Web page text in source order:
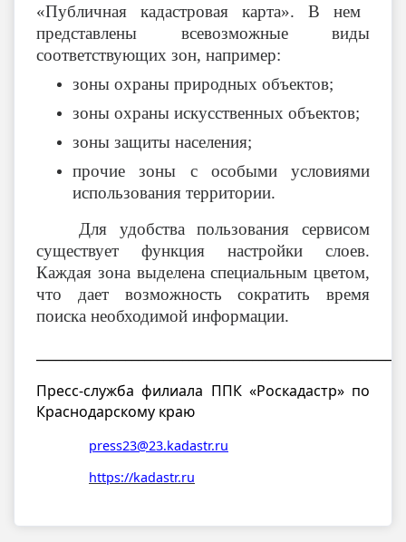
«Публичная кадастровая карта». В нем
представлены всевозможные виды
соответствующих зон, например:
зоны охраны природных объектов;
зоны охраны искусственных объектов;
зоны защиты населения;
прочие зоны с особыми условиями
использования территории.
Для удобства пользования сервисом
существует функция настройки слоев.
Каждая зона выделена специальным цветом,
что дает возможность сократить время
поиска необходимой информации.
Пресс-служба филиала ППК «Роскадастр» по
Краснодарскому краю
press23@23.kadastr.ru
https://kadastr.ru